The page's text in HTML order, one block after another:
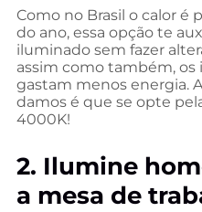
Como no Brasil o calor
do ano, essa opção te
iluminado sem fazer
assim como também,
gastam menos energia.
damos é que se opte
4000K!
2. Ilumine
a mesa de